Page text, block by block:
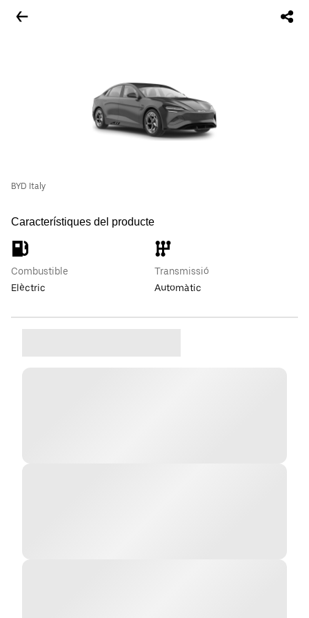
BYD Italy
Característiques del producte
Combustible
Elèctric
Transmissió
Automàtic